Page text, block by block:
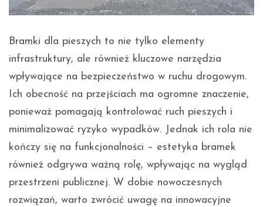
Bramki dla pieszych to nie tylko elementy
infrastruktury, ale również kluczowe narzędzia
wpływające na bezpieczeństwo w ruchu drogowym.
Ich obecność na przejściach ma ogromne znaczenie,
ponieważ pomagają kontrolować ruch pieszych i
minimalizować ryzyko wypadków. Jednak ich rola nie
kończy się na funkcjonalności – estetyka bramek
również odgrywa ważną rolę, wpływając na wygląd
przestrzeni publicznej. W dobie nowoczesnych
rozwiązań, warto zwrócić uwagę na innowacyjne